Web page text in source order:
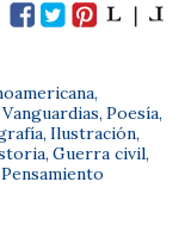
,
Vanguardias, Poesía,
, Ilustración,
, Guerra civil,
Pensamiento